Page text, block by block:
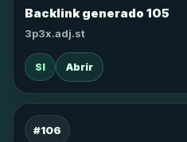
Backlink generado 105
3p3x.adj.st
SI Abrir
#106